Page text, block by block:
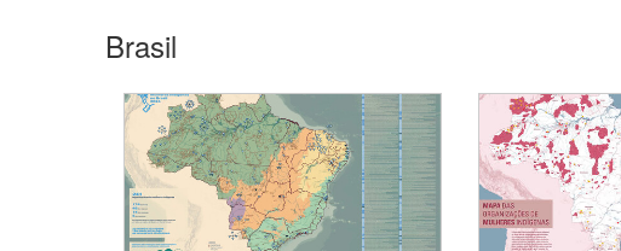
Área de Levantamento
Brasil